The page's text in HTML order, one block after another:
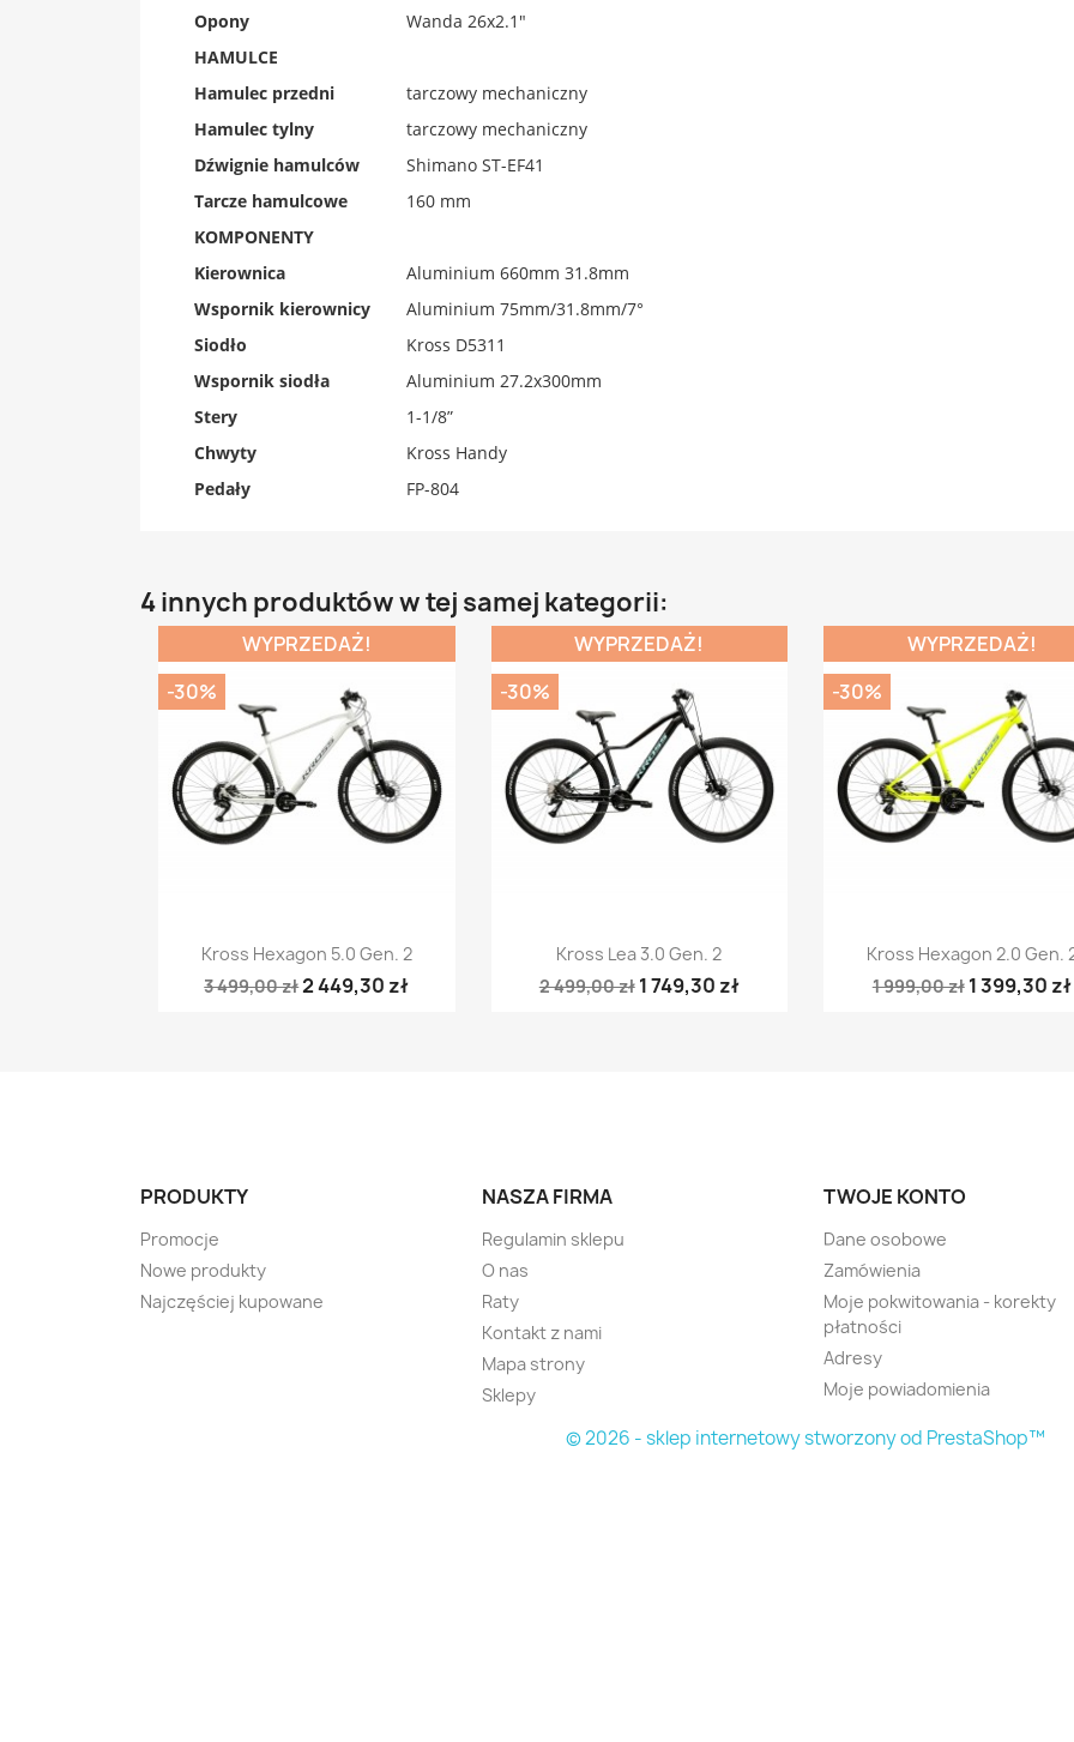
Opony
Wanda 26x2.1"
HAMULCE
Hamulec przedni
tarczowy mechaniczny
Hamulec tylny
tarczowy mechaniczny
Dźwignie hamulców
Shimano ST-EF41
Tarcze hamulcowe
160 mm
KOMPONENTY
Kierownica
Aluminium 660mm 31.8mm
Wspornik kierownicy
Aluminium 75mm/31.8mm/7°
Siodło
Kross D5311
Wspornik siodła
Aluminium 27.2x300mm
Stery
1-1/8”
Chwyty
Kross Handy
Pedały
FP-804
4 innych produktów w tej samej kategorii:
 Szybki podgląd
Kross Hexagon 5.0 Gen. 2
3 499,00 zł2 449,30 zł
WYPRZEDAŻ!
-30%
Szybki podgląd
Kross Lea 3.0 Gen. 2
2 499,00 zł 1 749,30 zł
WYPRZEDAŻ!
-30%
 Szybki podgląd
Kross Hexagon 2.0 Gen.
1 999,00 zł 1 399,30 zł
WYPRZEDAŻ!
-30%
PRODUKTY
Promocje
Nowe produkty
Najczęściej kupowane
NASZA FIRMA
Regulamin sklepu
O nas
Raty
Kontakt z nami
Mapa strony
Sklepy
TWOJE KONTO
Dane osobowe
Zamówienia
Moje pokwitowania - korekty
płatności
Adresy
Moje powiadomienia
© 2026 - sklep internetowy stworzony od PrestaShop™